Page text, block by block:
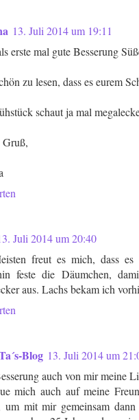
13. Juli 2014 um 19:11
erste mal gute Besserung
zu lesen, dass es eurem
schaut ja mal
Juli 2014 um 20:40
freut es mich, dass
feste die Däumchen,
aus. Lachs bekam ich
Blog 13. Juli 2014 um
auch von mir meine
mich auch auf meine
um mit mir gemeinsam